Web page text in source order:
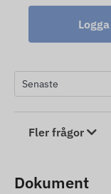
Fler frågor
Dokument